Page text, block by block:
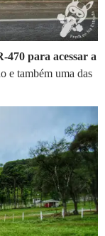
470 para acessar a
e também uma das